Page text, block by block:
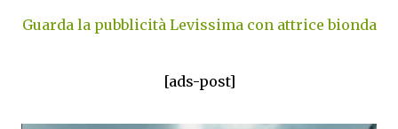
Guarda la pubblicità Levissima con attrice bionda
[ads-post]